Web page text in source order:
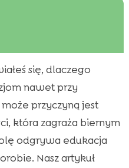
u psa?
u psa?
u psa
u psa?
u psa
osteoporozie
się, dlaczego
nawet przy
przyczyną jest
która zagraża biernym
odgrywa edukacja
Nasz artykuł